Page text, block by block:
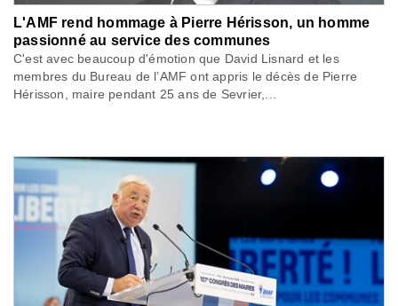
L'AMF rend hommage à Pierre Hérisson, un homme
passionné au service des communes
C'est avec beaucoup d'émotion que David Lisnard et les
membres du Bureau de l’AMF ont appris le décès de Pierre
Hérisson, maire pendant 25 ans de Sevrier,...